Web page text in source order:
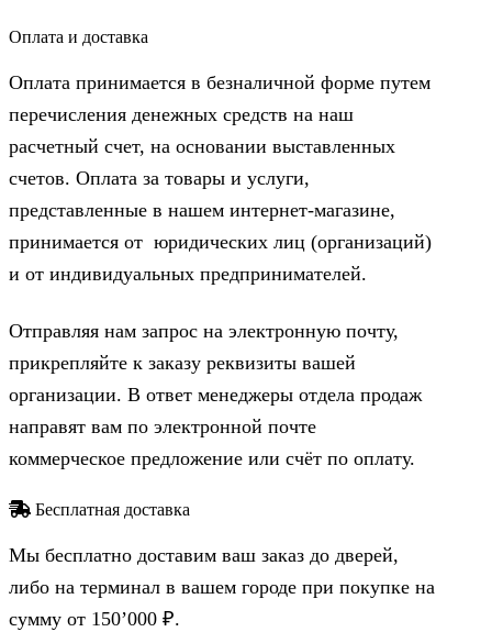
Оплата и доставка
Оплата принимается в безналичной форме путем
перечисления денежных средств на наш
расчетный счет, на основании выставленных
счетов. Оплата за товары и услуги,
представленные в нашем интернет-магазине,
принимается от юридических лиц (организаций)
и от индивидуальных предпринимателей.
Отправляя нам запрос на электронную почту,
прикрепляйте к заказу реквизиты вашей
организации. В ответ менеджеры отдела продаж
направят вам по электронной почте
коммерческое предложение или счёт по оплату.
Бесплатная доставка
Мы бесплатно доставим ваш заказ до дверей,
либо на терминал в вашем городе при покупке на
сумму от 150’000 ₽.